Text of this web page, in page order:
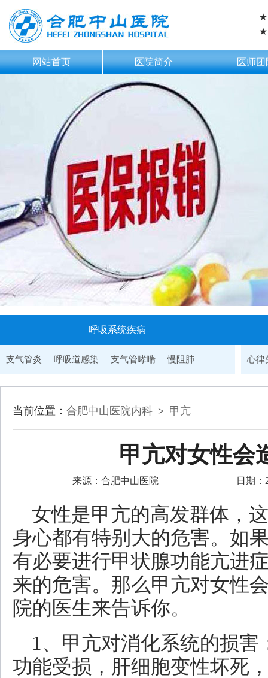
★
★
网站首页 医院简介 医师团
—— 呼吸系统疾病 ——
支气管炎 呼吸道感染 支气管哮喘 慢阻肺 心律
当前位置： 合肥中山医院内科 > 甲亢
甲亢对女性会
来源：合肥中山医院 日期：
女性是甲亢的高发群体，
身心都有特别大的危害。如
有必要进行甲状腺功能亢进
来的危害。那么甲亢对女性
院的医生来告诉你。
1、甲亢对消化系统的损
功能受损，肝细胞变性坏死